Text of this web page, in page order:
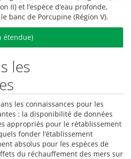
II) et l’espèce d’eau profonde,
banc de Porcupine (Région V).
étendue)
les
les connaissances pour les
: la disponibilité de données
appropriés pour le rétablissement
fonder l’établissement
absolus pour les espèces de
du réchauffement des mers sur